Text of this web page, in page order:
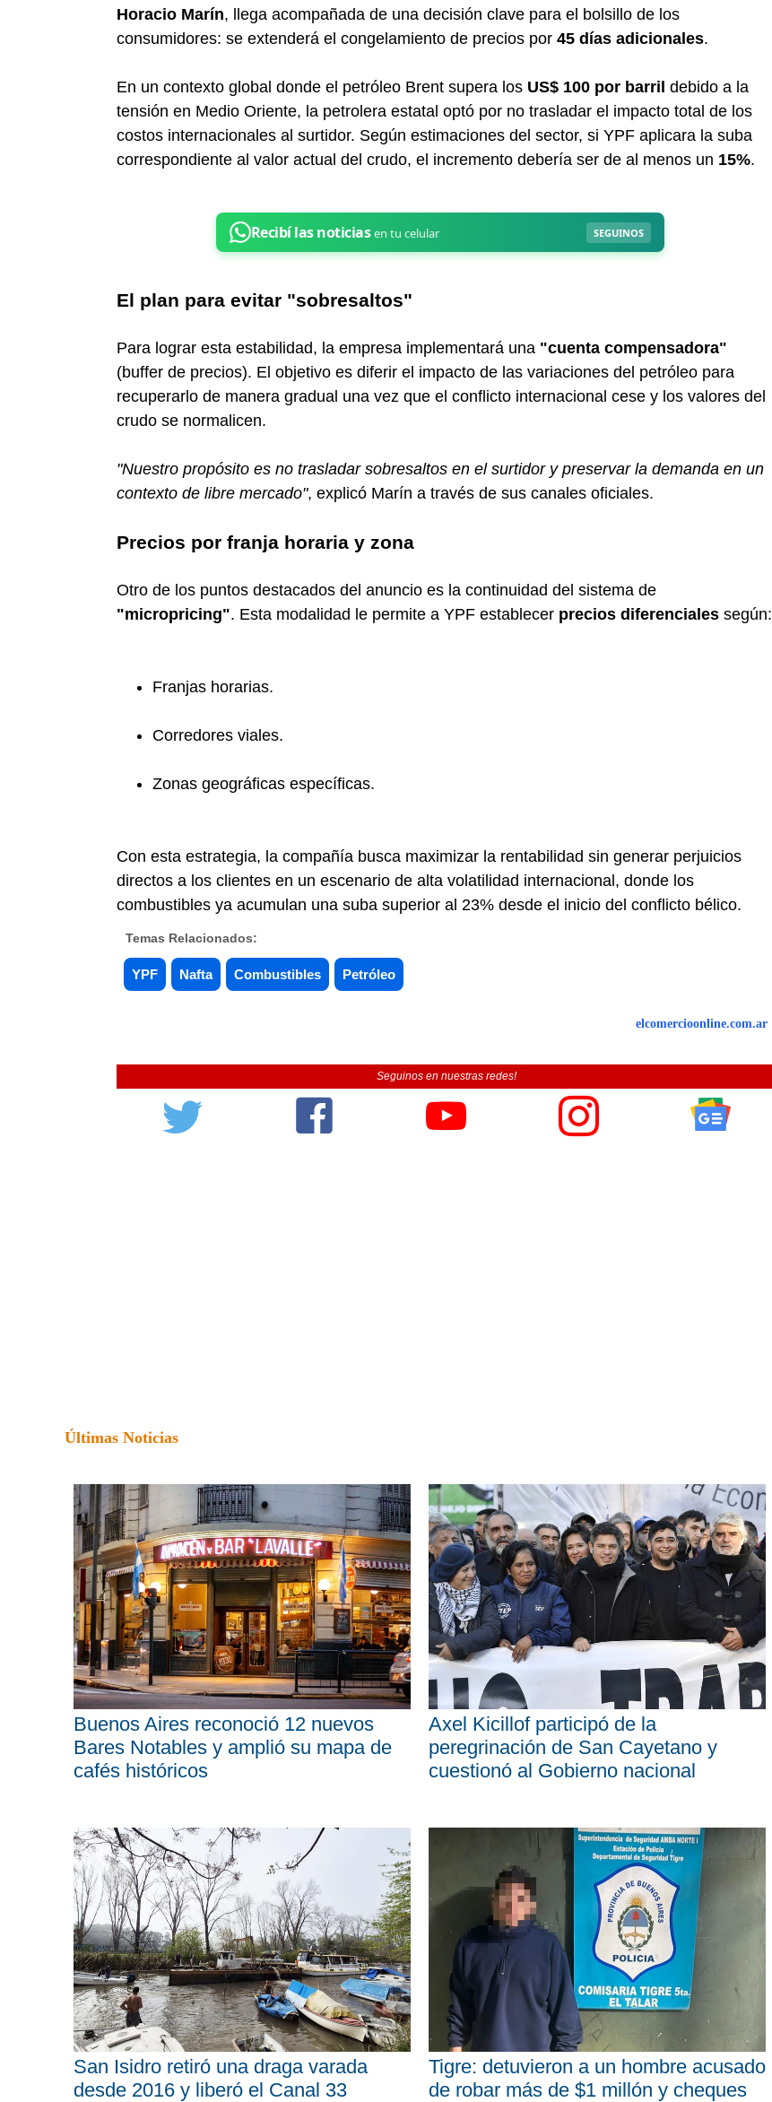
Horacio Marín, llega acompañada de una decisión clave para el bolsillo de los
consumidores: se extenderá el congelamiento de precios por 45 días adicionales.
En un contexto global donde el petróleo Brent supera los US$ 100 por barril debido a la
tensión en Medio Oriente, la petrolera estatal optó por no trasladar el impacto total de los
costos internacionales al surtidor. Según estimaciones del sector, si YPF aplicara la suba
correspondiente al valor actual del crudo, el incremento debería ser de al menos un 15%.
El plan para evitar "sobresaltos"
Para lograr esta estabilidad, la empresa implementará una "cuenta compensadora"
(buffer de precios). El objetivo es diferir el impacto de las variaciones del petróleo para
recuperarlo de manera gradual una vez que el conflicto internacional cese y los valores del
crudo se normalicen.
"Nuestro propósito es no trasladar sobresaltos en el surtidor y preservar la demanda en un
contexto de libre mercado", explicó Marín a través de sus canales oficiales.
Precios por franja horaria y zona
Otro de los puntos destacados del anuncio es la continuidad del sistema de
"micropricing". Esta modalidad le permite a YPF establecer precios diferenciales según:
Franjas horarias.
Corredores viales.
Zonas geográficas específicas.
Con esta estrategia, la compañía busca maximizar la rentabilidad sin generar perjuicios
directos a los clientes en un escenario de alta volatilidad internacional, donde los
combustibles ya acumulan una suba superior al 23% desde el inicio del conflicto bélico.
Temas Relacionados:
YPF Nafta Combustibles Petróleo
elcomercioonline.com.ar
Seguinos en nuestras redes!
Últimas Noticias
Buenos Aires reconoció 12 nuevos
Bares Notables y amplió su mapa de
cafés históricos
Axel Kicillof participó de la
peregrinación de San Cayetano y
cuestionó al Gobierno nacional
San Isidro retiró una draga varada
desde 2016 y liberó el Canal 33
Tigre: detuvieron a un hombre acusado
de robar más de $1 millón y cheques